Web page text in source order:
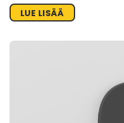
LUE LISÄÄ